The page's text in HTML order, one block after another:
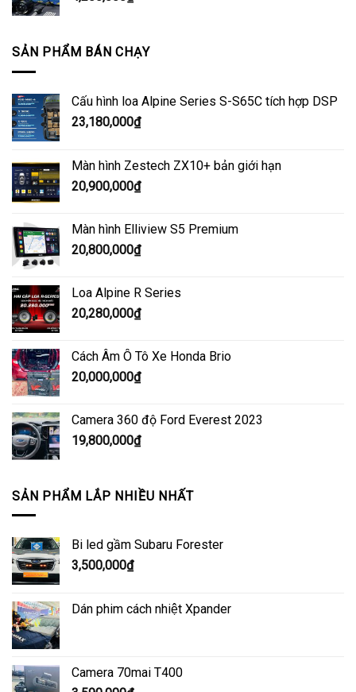
SẢN PHẨM BÁN CHẠY
Cấu hình loa Alpine Series S-S65C tích hợp DSP
23,180,000₫
Màn hình Zestech ZX10+ bản giới hạn
20,900,000₫
Màn hình Elliview S5 Premium
20,800,000₫
Loa Alpine R Series
20,280,000₫
Cách Âm Ô Tô Xe Honda Brio
20,000,000₫
Camera 360 độ Ford Everest 2023
19,800,000₫
SẢN PHẨM LẮP NHIỀU NHẤT
Bi led gầm Subaru Forester
3,500,000₫
Dán phim cách nhiệt Xpander
Camera 70mai T400